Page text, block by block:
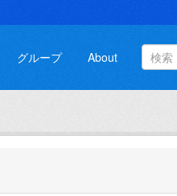
グループ About